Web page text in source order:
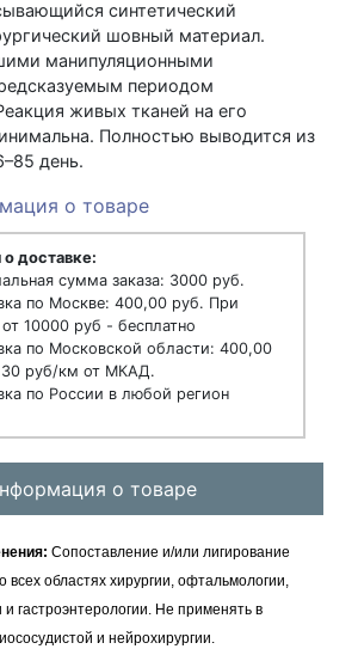
синтетический
шовный материал.
манипуляционными
периодом
живых тканей на его
Полностью выводится из
день.
о товаре
доставке:
сумма заказа: 3000 руб.
по Москве: 400,00 руб. При
от 10000 руб - бесплатно
по Московской области: 400,00
30 руб/км от МКАД.
по России в любой регион
о товаре
Сопоставление и/или лигирование
всех областях хирургии, офтальмологии,
и гастроэнтерологии. Не применять в
и нейрохирургии.